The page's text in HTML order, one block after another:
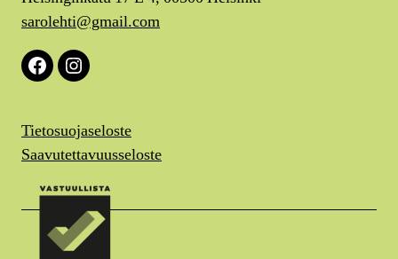
sarolehti@gmail.com
FacebookInstagram
Tietosuojaseloste
Saavutettavuusseloste